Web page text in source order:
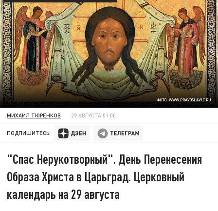
ФОТО: WWW.PRAVOSLAVIE.RU
МИХАИЛ ТЮРЕНКОВ 29 АВГУСТА 01:00
ПОДПИШИТЕСЬ:
"Спас Нерукотворный". День Перенесения
Образа Христа в Царьград. Церковный
календарь на 29 августа